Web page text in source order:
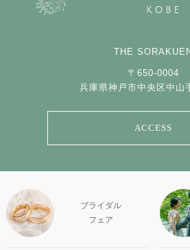
THE SORAKUEN
〒650-0004
兵庫県神戸市中央区中山
ACCESS
ブライダル
フェア